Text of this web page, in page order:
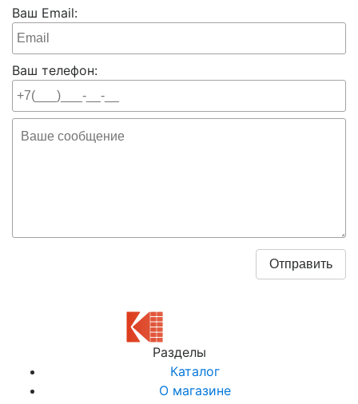
Ваш Email:
Ваш телефон:
Разделы
Каталог
О магазине